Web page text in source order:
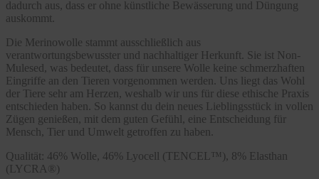
dadurch aus, dass er ohne künstliche Bewässerung und Düngung
auskommt.
Die Merinowolle stammt ausschließlich aus
verantwortungsbewusster und nachhaltiger Herkunft. Sie ist Non-
Mulesed, was bedeutet, dass für unsere Wolle keine schmerzhaften
Eingriffe an den Tieren vorgenommen werden. Uns liegt das Wohl
der Tiere sehr am Herzen, weshalb wir uns für diese ethische Praxis
entschieden haben. So kannst du dein neues Lieblingsstück in vollen
Zügen genießen, mit dem guten Gefühl, eine Entscheidung für
Mensch, Tier und Umwelt getroffen zu haben.
Qualität: 46% Wolle, 46% Lyocell (TENCEL™), 8% Elasthan
(LYCRA®)